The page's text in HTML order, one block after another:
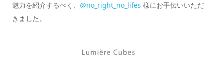
魅力を紹介するべく、 @no_right_no_lifes 様にお手伝いいただ
きました。